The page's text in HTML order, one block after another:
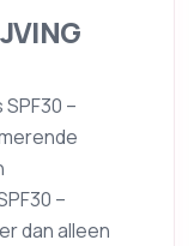
–
–
dan alleen